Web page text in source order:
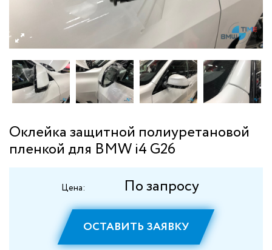
Оклейка защитной полиуретановой
пленкой для BMW i4 G26
Цена: По запросу
ОСТАВИТЬ ЗАЯВКУ